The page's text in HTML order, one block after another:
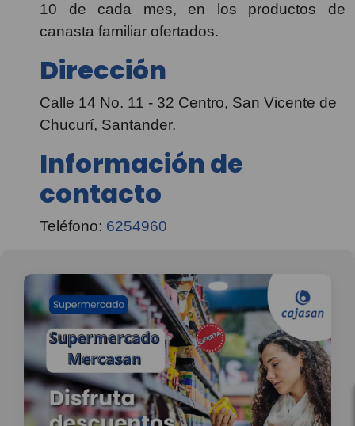
10 de cada mes, en los productos de
canasta familiar ofertados.
Dirección
Calle 14 No. 11 - 32 Centro, San Vicente de
Chucurí, Santander.
Información de
contacto
Teléfono: 6254960